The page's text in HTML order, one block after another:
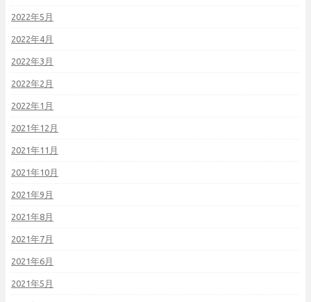
2022年5月
2022年4月
2022年3月
2022年2月
2022年1月
2021年12月
2021年11月
2021年10月
2021年9月
2021年8月
2021年7月
2021年6月
2021年5月